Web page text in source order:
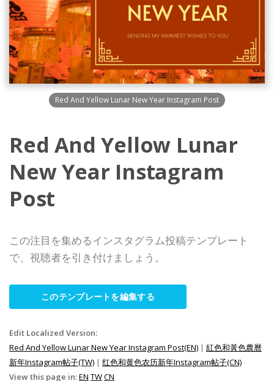
Red And Yellow Lunar New Year Instagram Post
Red And Yellow Lunar
New Year Instagram
Post
この注目を集めるインスタグラム投稿テンプレート
で、視聴者を引き付けましょう。
このテンプレートを編集する
Edit Localized Version:
Red And Yellow Lunar New Year Instagram Post(EN) | 紅色和黃色農曆
新年Instagram帖子(TW) | 红色和黄色农历新年Instagram帖子(CN)
View this page in:EN TWCN